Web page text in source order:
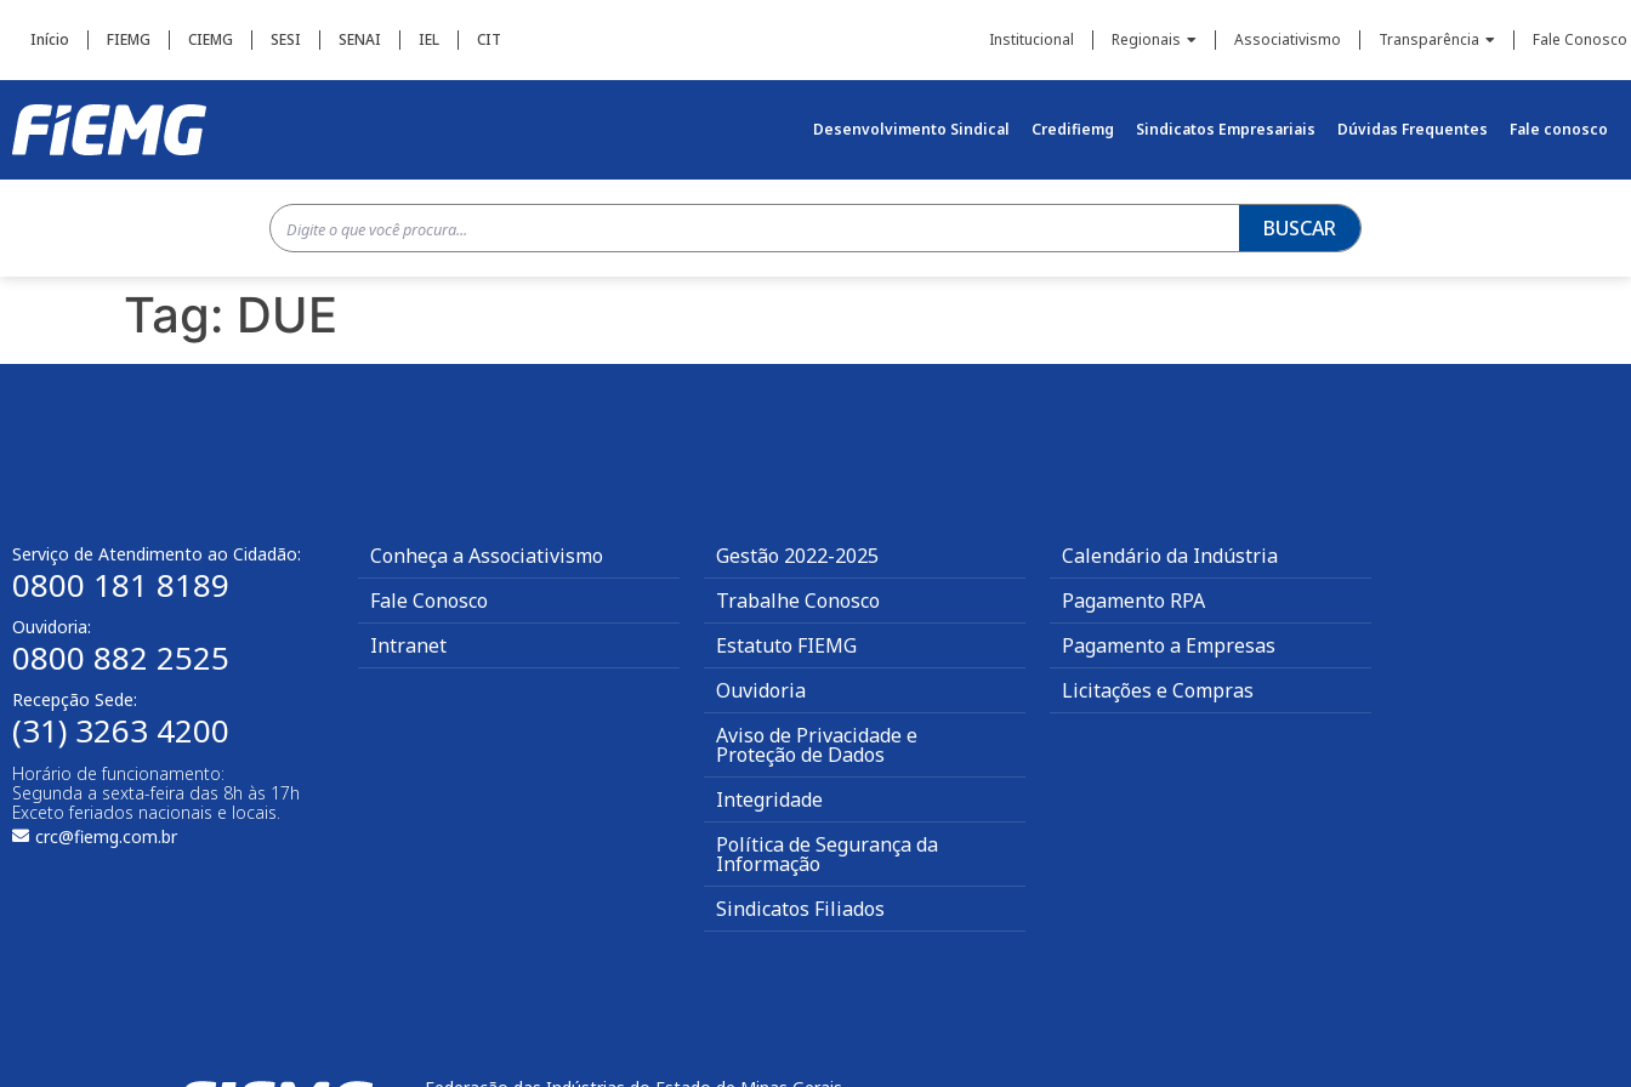
Início FIEMG CIEMG SESI SENAI IEL CIT Institucional Regionais Associativismo Transparência Fale Conosco
Desenvolvimento Sindical Credifiemg Sindicatos Empresariais Dúvidas Frequentes Fale conosco
BUSCAR
Tag: DUE
Serviço de Atendimento ao Cidadão:
0800 181 8189
Ouvidoria:
0800 882 2525
Recepção Sede:
(31) 3263 4200
Horário de funcionamento:
Segunda a sexta-feira das 8h às 17h
Exceto feriados nacionais e locais.
crc@fiemg.com.br
Conheça a Associativismo
Fale Conosco
Intranet
Gestão 2022-2025
Trabalhe Conosco
Estatuto FIEMG
Ouvidoria
Aviso de Privacidade e
Proteção de Dados
Integridade
Política de Segurança da
Informação
Sindicatos Filiados
Calendário da Indústria
Pagamento RPA
Pagamento a Empresas
Licitações e Compras